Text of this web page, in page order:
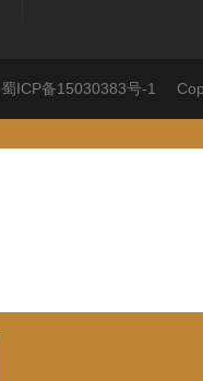
蜀ICP备15030383号-1